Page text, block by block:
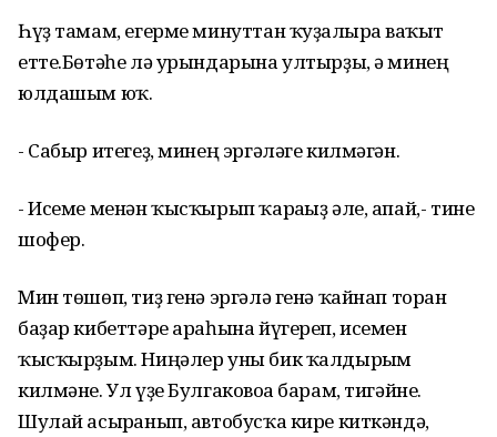
Һүҙ тамам, егерме минуттан ҡуҙғалырға ваҡыт
етте.Бөтәһе лә урындарына ултырҙы, ә минең
юлдашым юҡ.
- Сабыр итегеҙ, минең эргәләге килмәгән.
- Исеме менән ҡысҡырып ҡарағыҙ әле, апай,- тине
шофер.
Мин төшөп, тиҙ генә эргәлә генә ҡайнап торған
баҙар кибеттәре араһына йүгереп, исемен
ҡысҡырҙым. Ниңәлер уны бик ҡалдырғым
килмәне. Ул үҙе Булгаковоға барам, тигәйне.
Шулай асырғанып, автобусҡа кире киткәндә,